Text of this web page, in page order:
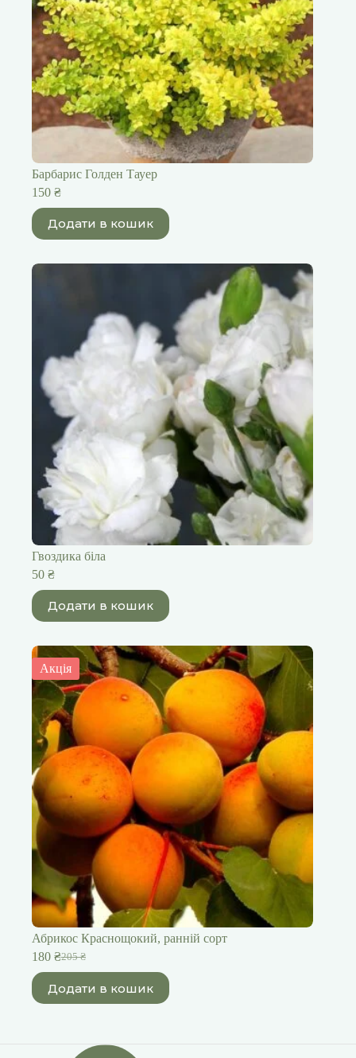
Барбарис Голден Тауер
150 ₴
Додати в кошик
Гвоздика біла
50 ₴
Додати в кошик
Акція
Абрикос Краснощокий, ранній сорт
205₴
Оригінальна
205 ₴.
180 ₴Поточна
180 ₴.
Додати в кошик